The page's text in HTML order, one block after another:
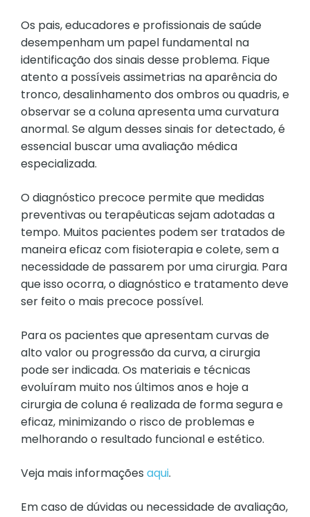
Os pais, educadores e profissionais de saúde
desempenham um papel fundamental na
identificação dos sinais desse problema. Fique
atento a possíveis assimetrias na aparência do
tronco, desalinhamento dos ombros ou quadris, e
observar se a coluna apresenta uma curvatura
anormal. Se algum desses sinais for detectado, é
essencial buscar uma avaliação médica
especializada.
O diagnóstico precoce permite que medidas
preventivas ou terapêuticas sejam adotadas a
tempo. Muitos pacientes podem ser tratados de
maneira eficaz com fisioterapia e colete, sem a
necessidade de passarem por uma cirurgia. Para
que isso ocorra, o diagnóstico e tratamento deve
ser feito o mais precoce possível.
Para os pacientes que apresentam curvas de
alto valor ou progressão da curva, a cirurgia
pode ser indicada. Os materiais e técnicas
evoluíram muito nos últimos anos e hoje a
cirurgia de coluna é realizada de forma segura e
eficaz, minimizando o risco de problemas e
melhorando o resultado funcional e estético.
Veja mais informações aqui.
Em caso de dúvidas ou necessidade de avaliação,